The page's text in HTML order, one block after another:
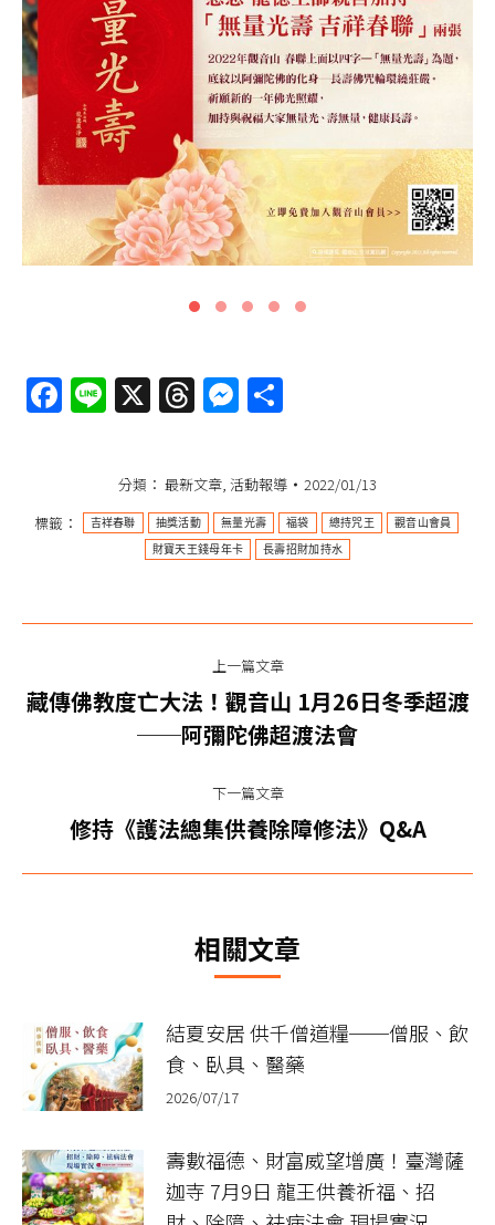
Facebook
Line
X Threads
Messenger
分類： 最新文章, 活動報導
2022/01/13
標籤：
吉祥春聯 抽獎活動 無量光壽 福袋 總持咒王 觀音山會員
財寶天王錢母年卡 長壽招財加持水
章
上一篇文章
上
一
文
章：
藏傳佛教度亡大法！觀音山 1月26日冬季超渡
──阿彌陀佛超渡法會
下一篇文章
下
章：
修持《護法總集供養除障修法》Q&A
相關文章
結夏安居 供千僧道糧──僧服、飲
食、臥具、醫藥
2026/07/17
壽數福德、財富威望增廣！臺灣薩
迦寺 7月9日 龍王供養祈福、招